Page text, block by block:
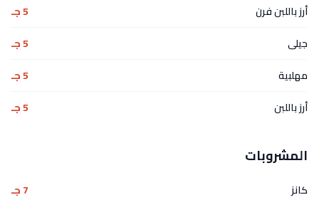
أرز باللبن فرن
5 جـ
جيلى
5 جـ
مهلبية
5 جـ
أرز باللبن
5 جـ
المشروبات
كانز
7 جـ